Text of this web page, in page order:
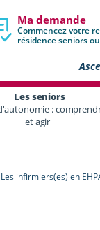
Ma demande
Commencez votre
résidence seniors ou
Les seniors
:
et agir
Les infirmiers(es) en